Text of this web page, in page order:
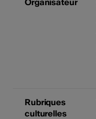
Rubriques
culturelles